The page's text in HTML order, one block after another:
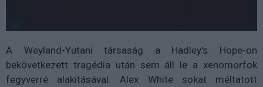
A Weyland-Yutani társaság a Hadley's Hope-on
bekövetkezett tragédia után sem áll le a xenomorfok
fegyverré alakításával. Alex White sokat méltatott